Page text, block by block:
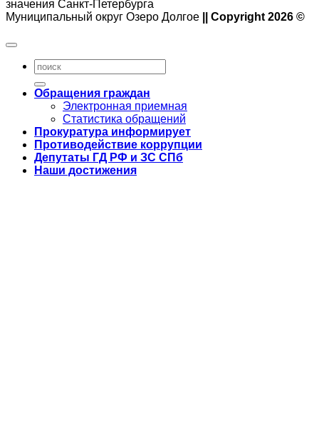
значения Санкт-Петербурга
Муниципальный округ Озеро Долгое
|| Copyright 2026 ©
Обращения граждан
Электронная приемная
Статистика обращений
Прокуратура информирует
Противодействие коррупции
Депутаты ГД РФ и ЗС СПб
Наши достижения